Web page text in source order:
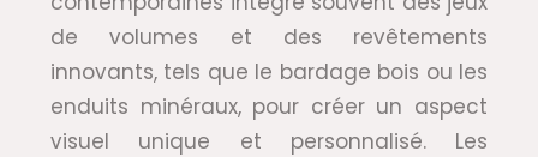
de volumes et des revêtements
innovants, tels que le bardage bois ou les
enduits minéraux, pour créer un aspect
visuel unique et personnalisé. Les